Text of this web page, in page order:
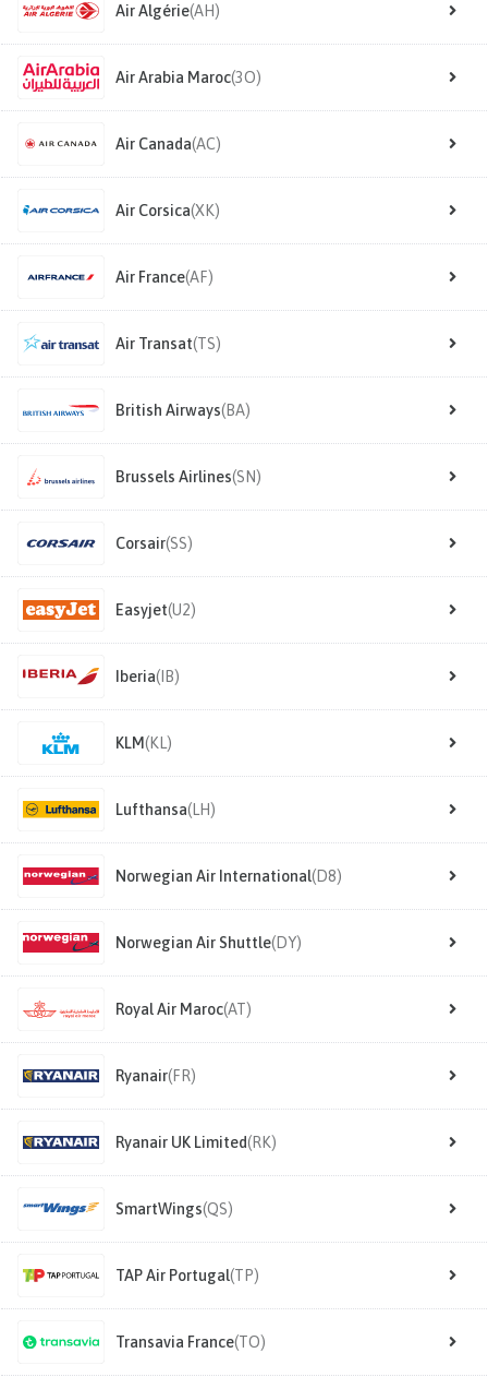
Air Algérie(AH)
Air Arabia Maroc(3O)
Air Canada(AC)
Air Corsica(XK)
Air France(AF)
Air Transat(TS)
British Airways(BA)
Brussels Airlines(SN)
Corsair(SS)
Easyjet(U2)
Iberia(IB)
KLM(KL)
Lufthansa(LH)
Norwegian Air International(D8)
Norwegian Air Shuttle(DY)
Royal Air Maroc(AT)
Ryanair(FR)
Ryanair UK Limited(RK)
SmartWings(QS)
TAP Air Portugal(TP)
Transavia France(TO)